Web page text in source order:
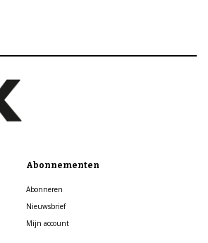
Abonnementen
Abonneren
Nieuwsbrief
Mijn account